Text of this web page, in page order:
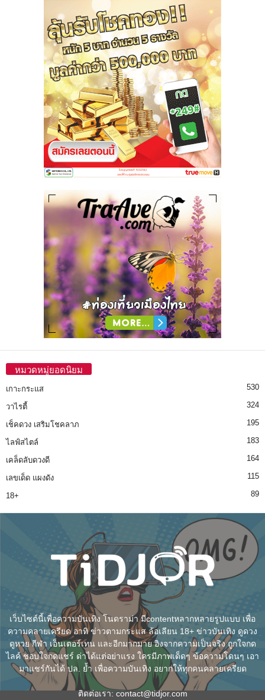
หมวดหมู่ยอดนิยม
เกาะกระแส 530
วาไรตี้ 324
เช็คดวง เสริมโชคลาภ 195
ไลฟ์สไตล์ 183
เคล็ดลับดวงดี 164
เลขเด็ด แผงดัง 115
18+ 89
เว็บไซต์นี้เพื่อความบันเทิง โนดราม่า มีcontentหลากหลายรูปแบบ เพื่อ
ความคลายเครียด อาทิ ข่าวตามกระแส ล้อเลียน 18+ ข่าวบันเทิง ดูดวง
ดูหวย กีฬา เอ็นเตอร์เทน และอีกมากมาย อิงจากความเป็นจริง ถูกใจกด
ไลค์ ชอบใจกดแชร์ ด่าได้แต่อย่าแรง ใครมีภาพเด็ดๆ ข้อความโดนๆ เอา
มาแชร์กันได้ ปล. ย้ำ เพื่อความบันเทิง อยากให้ทุกคนคลายเครียด
ติดต่อเรา: contact@tidjor.com